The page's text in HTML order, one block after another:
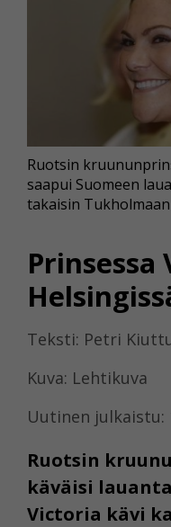
Teksti: Petri
Kuva: Lehtikuva
Uutinen julkaistu:
Ruotsin
käväisi
Victoria kävi
Ruotsin
saapui Suomeen
takaisin